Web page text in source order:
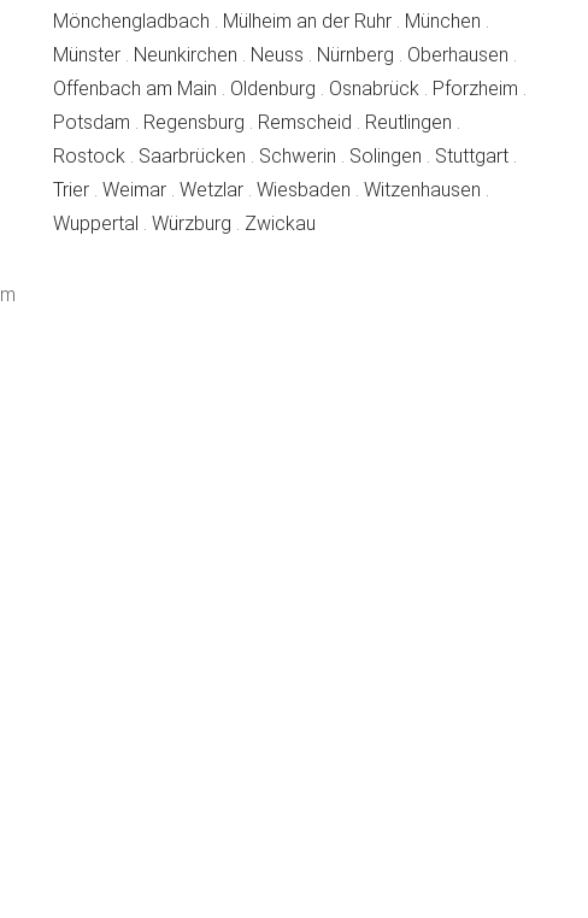
Mönchengladbach
reichertshofen
. Mülheim an der Ruhr reichertshofen
. München .
Münster
reichertshofen
. Neunkirchen reichertshofen
. Neuss reichertshofen
. Nürnberg reichertshofen
. Oberhausen .
Offenbach am Main
reichertshofen
. Oldenburg reichertshofen
. Osnabrück reichertshofen
. Pforzheim .
Potsdam
reichertshofen
. Regensburg reichertshofen
. Remscheid reichertshofen
. Reutlingen .
Rostock
reichertshofen
. Saarbrücken reichertshofen
. Schwerin reichertshofen
. Solingen reichertshofen
. Stuttgart .
Trier reichertshofen
.Weimar reichertshofen
.Wetzlar reichertshofen
.Wiesbaden reichertshofen
.Witzenhausen .
Wuppertal
reichertshofen
.Würzburg reichertshofen
. Zwickau